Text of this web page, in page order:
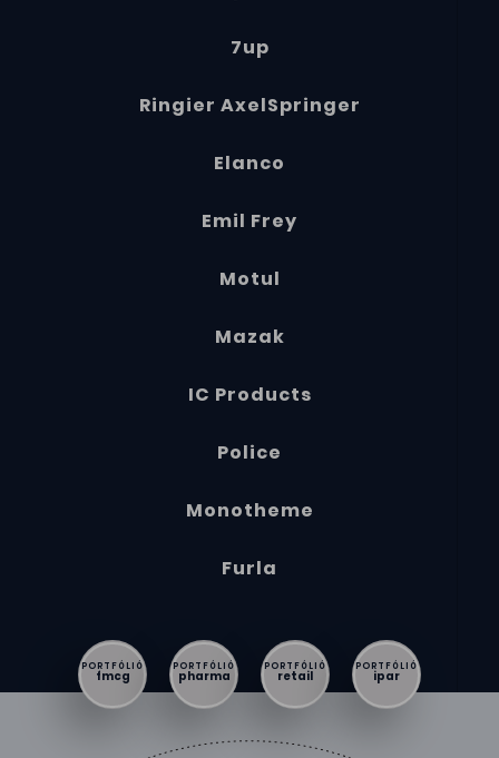
7up
Ringier AxelSpringer
Elanco
Emil Frey
Motul
Mazak
IC Products
Police
Monotheme
Furla
PORTFÓLIÓ
fmcg
PORTFÓLIÓ
pharma
PORTFÓLIÓ
retail
PORTFÓLIÓ
ipar